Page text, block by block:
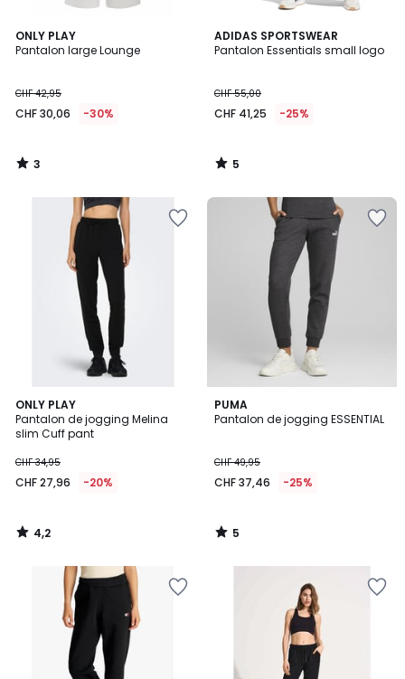
ONLY PLAY
Pantalon large Lounge
CHF 42,95
CHF 30,06 -30%
3
/
3
/
ADIDAS SPORTSWEAR
Pantalon Essentials small logo
CHF 55,00
CHF 41,25 -25%
5
/
5
/
ONLY PLAY
Pantalon de jogging Melina
slim Cuff pant
CHF 34,95
CHF 27,96 -20%
4,2
/ 5
4,2
/
PUMA
Pantalon de jogging ESSENTIAL
CHF 49,95
CHF 37,46 -25%
5
/
5
/